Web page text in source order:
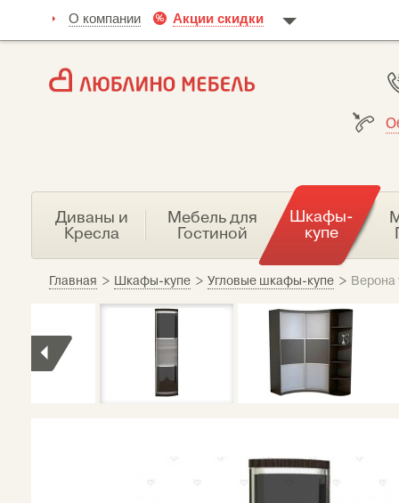
О компании Акции скидки
Диваны и
Кресла
Мебель для
Гостиной
Шкафы-
купе
Главная > Шкафы-купе > Угловые шкафы-купе > Верона